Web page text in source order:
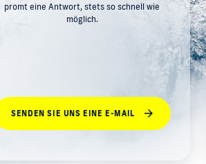
promt eine Antwort, stets so schnell wie
möglich.
SENDEN SIE UNS EINE E-MAIL